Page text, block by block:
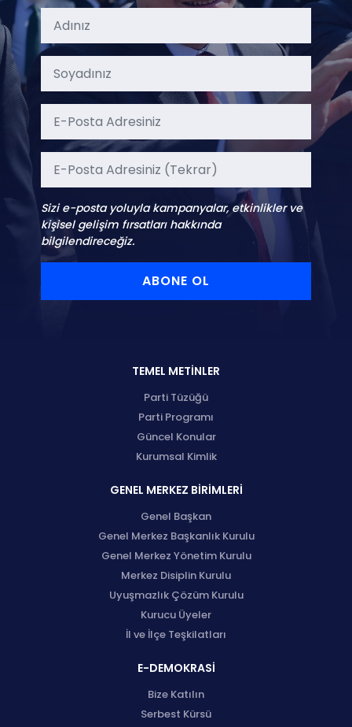
Sizi e-posta yoluyla kampanyalar, etkinlikler ve
kişisel gelişim fırsatları hakkında
bilgilendireceğiz.
ABONE OL
TEMEL METİNLER
Parti Tüzüğü
Parti Programı
Güncel Konular
Kurumsal Kimlik
GENEL MERKEZ BİRİMLERİ
Genel Başkan
Genel Merkez Başkanlık Kurulu
Genel Merkez Yönetim Kurulu
Merkez Disiplin Kurulu
Uyuşmazlık Çözüm Kurulu
Kurucu Üyeler
İl ve İlçe Teşkilatları
E-DEMOKRASİ
Bize Katılın
Serbest Kürsü